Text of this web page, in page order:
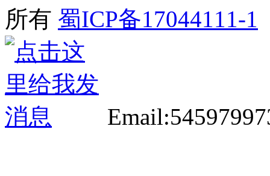
所有 蜀ICP备17044111-1